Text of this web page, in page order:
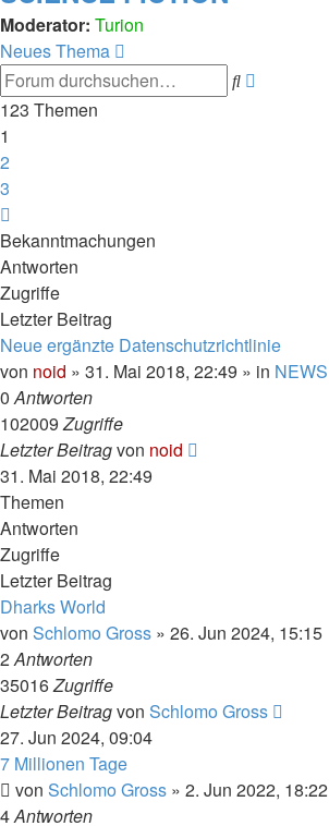
Moderator: Turion
Neues Thema
Suche
123 Themen
1
2
3
Bekanntmachungen
Antworten
Zugriffe
Letzter Beitrag
Neue ergänzte Datenschutzrichtlinie
von noid » 31. Mai 2018, 22:49 » in NEWS
0Antworten
102009Zugriffe
Letzter Beitragvon noid
31. Mai 2018, 22:49
Themen
Antworten
Zugriffe
Letzter Beitrag
Dharks World
von Schlomo Gross » 26. Jun 2024, 15:15
2Antworten
35016Zugriffe
Letzter Beitragvon Schlomo Gross
27. Jun 2024, 09:04
7 Millionen Tage
von Schlomo Gross » 2. Jun 2022, 18:22
4Antworten